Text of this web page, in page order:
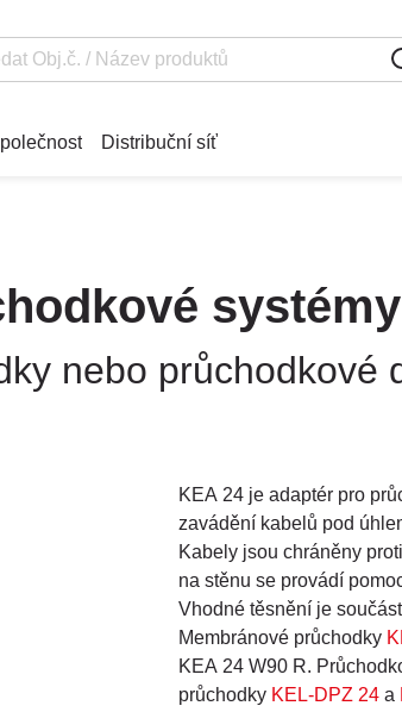
Distribuční síť
systémy
nebo průchodkové
KEA 24 je adaptér pro
zavádění kabelů pod
Kabely jsou chráněny
na stěnu se provádí
Vhodné těsnění je
Membránové průchodky
KEA 24 W90 R.
průchodky KEL-DPZ 24 a